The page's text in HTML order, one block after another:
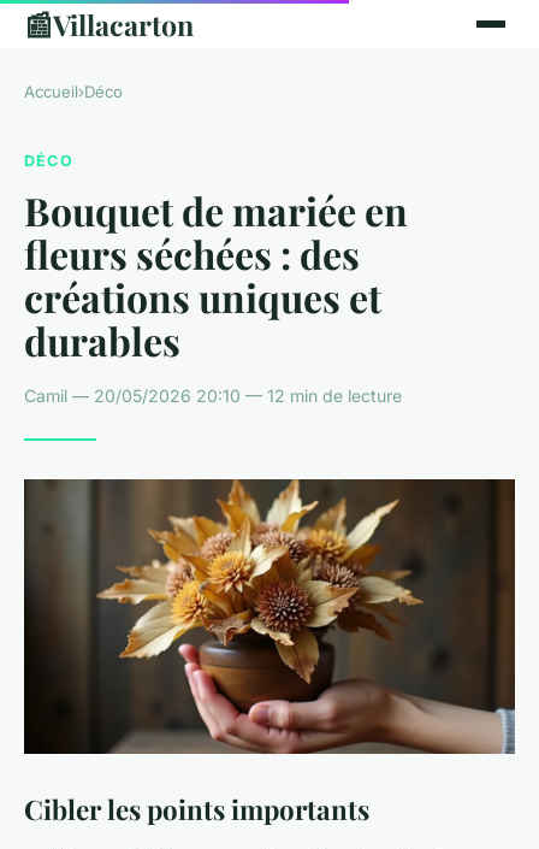
📰Villacarton
Accueil›Déco
DÉCO
Bouquet de mariée en
fleurs séchées : des
créations uniques et
durables
Camil — 20/05/2026 20:10 — 12 min de lecture
Cibler les points importants